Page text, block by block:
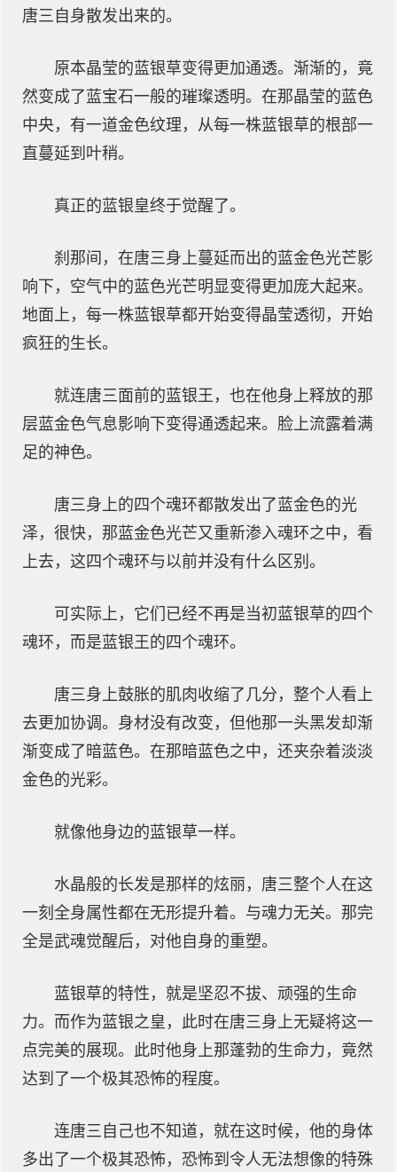
唐三自身散发出来的。
原本晶莹的蓝银草变得更加通透。渐渐的，竟
然变成了蓝宝石一般的璀璨透明。在那晶莹的蓝色
中央，有一道金色纹理，从每一株蓝银草的根部一
直蔓延到叶稍。
真正的蓝银皇终于觉醒了。
刹那间，在唐三身上蔓延而出的蓝金色光芒影
响下，空气中的蓝色光芒明显变得更加庞大起来。
地面上，每一株蓝银草都开始变得晶莹透彻，开始
疯狂的生长。
就连唐三面前的蓝银王，也在他身上释放的那
层蓝金色气息影响下变得通透起来。脸上流露着满
足的神色。
唐三身上的四个魂环都散发出了蓝金色的光
泽，很快，那蓝金色光芒又重新渗入魂环之中，看
上去，这四个魂环与以前并没有什么区别。
可实际上，它们已经不再是当初蓝银草的四个
魂环，而是蓝银王的四个魂环。
唐三身上鼓胀的肌肉收缩了几分，整个人看上
去更加协调。身材没有改变，但他那一头黑发却渐
渐变成了暗蓝色。在那暗蓝色之中，还夹杂着淡淡
金色的光彩。
就像他身边的蓝银草一样。
水晶般的长发是那样的炫丽，唐三整个人在这
一刻全身属性都在无形提升着。与魂力无关。那完
全是武魂觉醒后，对他自身的重塑。
蓝银草的特性，就是坚忍不拔、顽强的生命
力。而作为蓝银之皇，此时在唐三身上无疑将这一
点完美的展现。此时他身上那蓬勃的生命力，竟然
达到了一个极其恐怖的程度。
连唐三自己也不知道，就在这时候，他的身体
多出了一个极其恐怖，恐怖到令人无法想像的特殊